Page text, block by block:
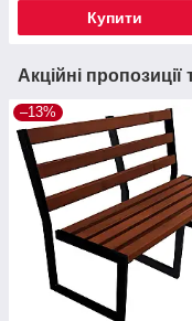
Купити
Акційні
–13%